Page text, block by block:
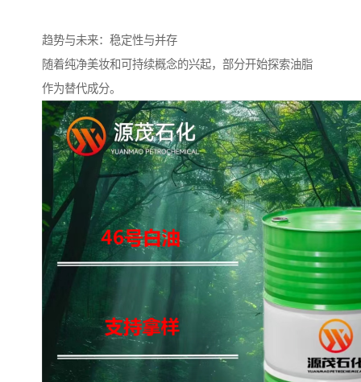
趋势与未来：稳定性与并存
随着纯净美妆和可持续概念的兴起，部分开始探索油脂
作为替代成分。